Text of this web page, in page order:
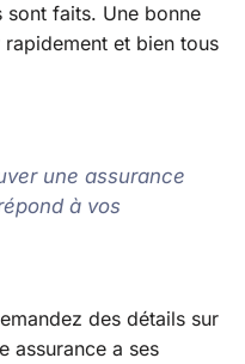
sont faits. Une bonne
et bien tous
une assurance
à vos
des détails sur
assurance a ses